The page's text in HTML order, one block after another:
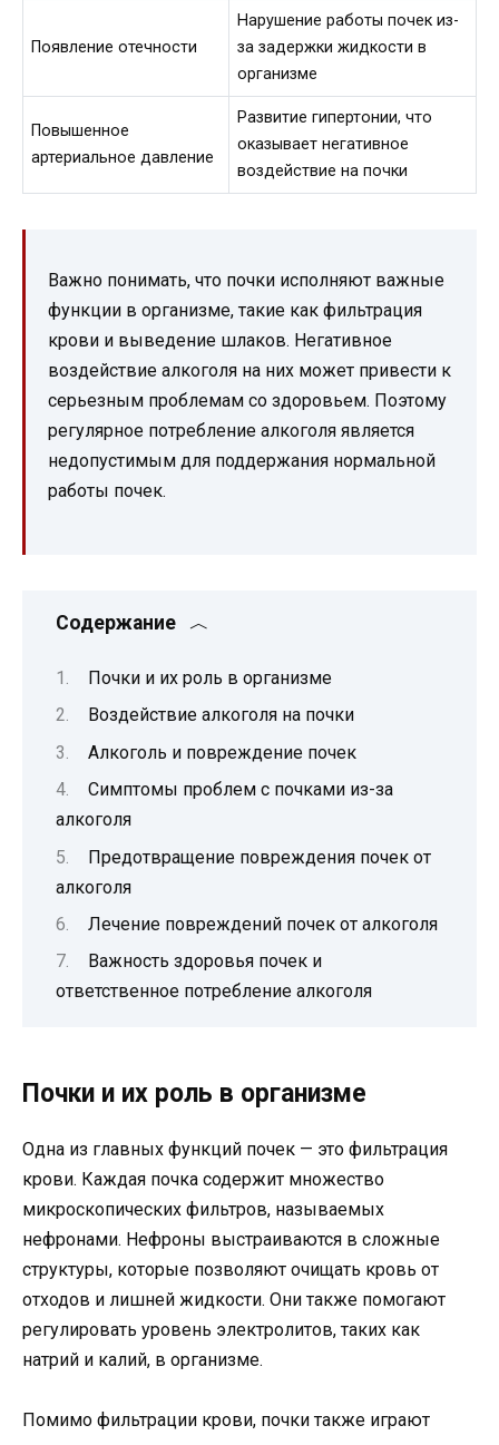
Появление отечности
Нарушение работы почек из-
за задержки жидкости в
организме
Повышенное
артериальное давление
Развитие гипертонии, что
оказывает негативное
воздействие на почки
Важно понимать, что почки исполняют важные
функции в организме, такие как фильтрация
крови и выведение шлаков. Негативное
воздействие алкоголя на них может привести к
серьезным проблемам со здоровьем. Поэтому
регулярное потребление алкоголя является
недопустимым для поддержания нормальной
работы почек.
Содержание
Почки и их роль в организме
Воздействие алкоголя на почки
Алкоголь и повреждение почек
Симптомы проблем с почками из-за
алкоголя
Предотвращение повреждения почек от
алкоголя
Лечение повреждений почек от алкоголя
Важность здоровья почек и
ответственное потребление алкоголя
Почки и их роль в организме
Одна из главных функций почек — это фильтрация
крови. Каждая почка содержит множество
микроскопических фильтров, называемых
нефронами. Нефроны выстраиваются в сложные
структуры, которые позволяют очищать кровь от
отходов и лишней жидкости. Они также помогают
регулировать уровень электролитов, таких как
натрий и калий, в организме.
Помимо фильтрации крови, почки также играют